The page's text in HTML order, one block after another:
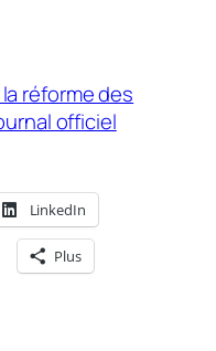
réforme des
officiel
LinkedIn
Plus